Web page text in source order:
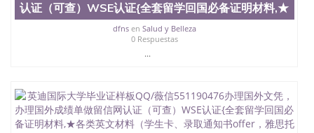
认证（可查）WSE认证{全套留学回国必备证明材料,★
dfnsen Salud y Belleza
0 Respuestas
...